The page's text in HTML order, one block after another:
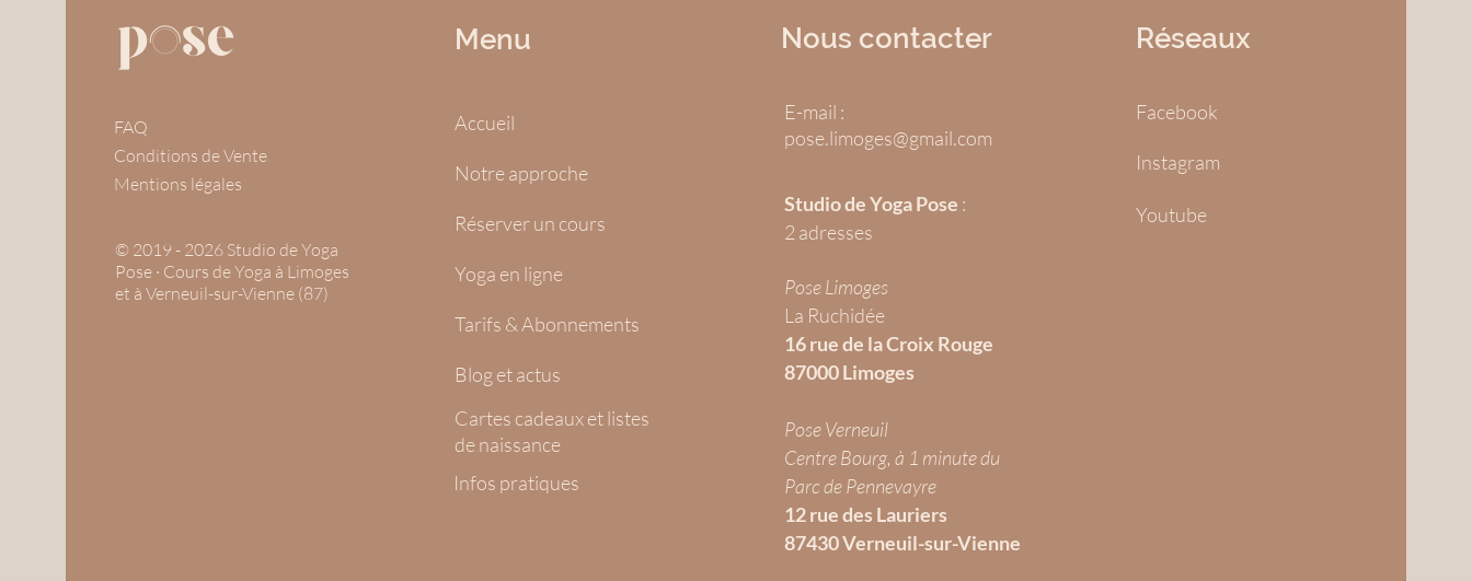
FAQ
Conditions de Vente
Mentions légales
© 2019 - 2026 Studio de Yoga
Pose · Cours de Yoga à Limoges
et à Verneuil-sur-Vienne (87)
Menu
Accueil
Notre approche
Réserver un cours
Yoga en ligne
Tarifs & Abonnements
Blog et actus
Cartes cadeaux et listes
de naissance
Infos pratiques
Nous contacter
E-mail :
pose.limoges@gmail.com
Studio de Yoga Pose :
2 adresses
Pose Limoges
L a Ruchidée
16 rue de la Croix Rouge
87000 Limoges
Pose Verneuil
Centre Bourg, à 1 minute du
Parc de Pennevayre
12 rue des Lauriers
87430 Verneuil-sur-Vienne
Réseaux
Facebook
Instagram
Youtube